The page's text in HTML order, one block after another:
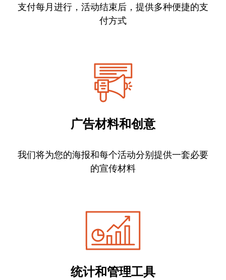
支付每月进行，活动结束后，提供多种便捷的支
付方式
广告材料和创意
我们将为您的海报和每个活动分别提供一套必要
的宣传材料
统计和管理工具